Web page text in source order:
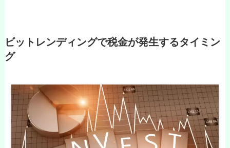
ビットレンディングで税金が発生するタイミン
グ